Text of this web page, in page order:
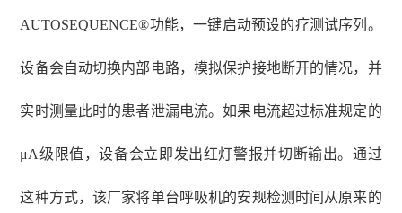
AUTOSEQUENCE®功能，一键启动预设的疗测试序列。
设备会自动切换内部电路，模拟保护接地断开的情况，并
实时测量此时的患者泄漏电流。如果电流超过标准规定的
μA级限值，设备会立即发出红灯警报并切断输出。通过
这种方式，该厂家将单台呼吸机的安规检测时间从原来的